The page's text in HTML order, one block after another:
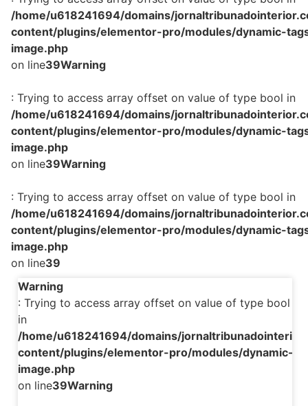
/home/u618241694/domains/
content/plugins/elementor-pro/modules/dynamic-
image.php
on line39Warning
: Trying to access array offset on value of type bool in
/home/u618241694/domains/
content/plugins/elementor-pro/modules/dynamic-
image.php
on line39Warning
: Trying to access array offset on value of type bool in
/home/u618241694/domains/
content/plugins/elementor-pro/modules/dynamic-
image.php
on line39
Warning
: Trying to access array offset on value of type bool
in
/home/u618241694/domains/
content/plugins/elementor-pro/modules/dynamic-
image.php
on line39Warning